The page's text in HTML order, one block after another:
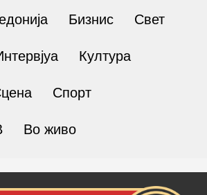
Бизнис Свет
Култура
Спорт
Во живо